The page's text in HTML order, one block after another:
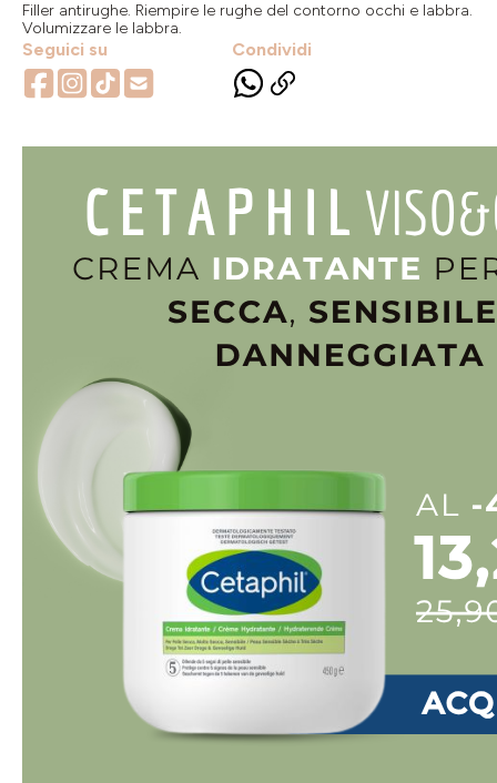
Filler antirughe. Riempire le rughe del contorno occhi e labbra.
Volumizzare le labbra.
Seguici su Condividi